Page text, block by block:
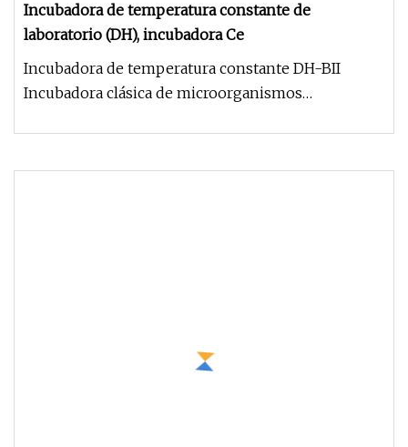
Incubadora de temperatura constante de
laboratorio (DH), incubadora Ce
Incubadora de temperatura constante DH-BII
Incubadora clásica de microorganismos